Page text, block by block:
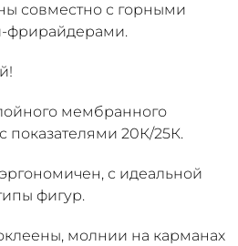
совместно с горными
фрирайдерами.
мембранного
показателями 20К/25К.
с идеальной
фигур.
молнии на карманах